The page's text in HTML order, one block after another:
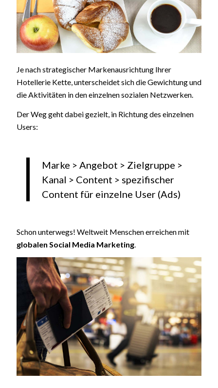
Je nach strategischer Markenausrichtung Ihrer
Hotellerie Kette, unterscheidet sich die Gewichtung und
die Aktivitäten in den einzelnen sozialen Netzwerken.
Der Weg geht dabei gezielt, in Richtung des einzelnen
Users:
Marke > Angebot > Zielgruppe >
Kanal > Content > spezifischer
Content für einzelne User (Ads)
Schon unterwegs! Weltweit Menschen erreichen mit
globalen Social Media Marketing.